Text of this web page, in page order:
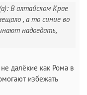
В алтайском Крае
, а то синие во
надоедать,
далёкие как Рома в
избежать